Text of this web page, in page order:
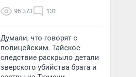
96 373 131
Думали, что говорят с
полицейским. Тайское
следствие раскрыло детали
зверского убийства брата и